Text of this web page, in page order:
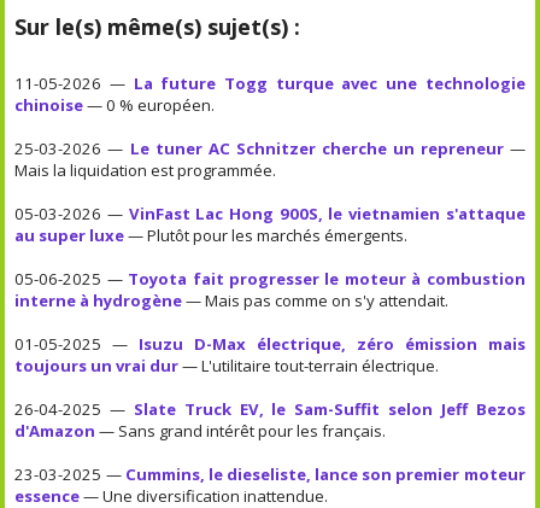
Sur le(s) même(s) sujet(s) :
11-05-2026 — La future Togg turque avec une technologie
chinoise— 0 % européen.
25-03-2026 — Le tuner AC Schnitzer cherche un repreneur—
Mais la liquidation est programmée.
05-03-2026 — VinFast Lac Hong 900S, le vietnamien s'attaque
au super luxe— Plutôt pour les marchés émergents.
05-06-2025 — Toyota fait progresser le moteur à combustion
interne à hydrogène— Mais pas comme on s'y attendait.
01-05-2025 — Isuzu D-Max électrique, zéro émission mais
toujours un vrai dur— L'utilitaire tout-terrain électrique.
26-04-2025 — Slate Truck EV, le Sam-Suffit selon Jeff Bezos
d'Amazon — Sans grand intérêt pour les français.
23-03-2025 — Cummins, le dieseliste, lance son premier moteur
essence— Une diversification inattendue.